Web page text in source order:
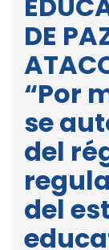
DE
“Por
se
del
del